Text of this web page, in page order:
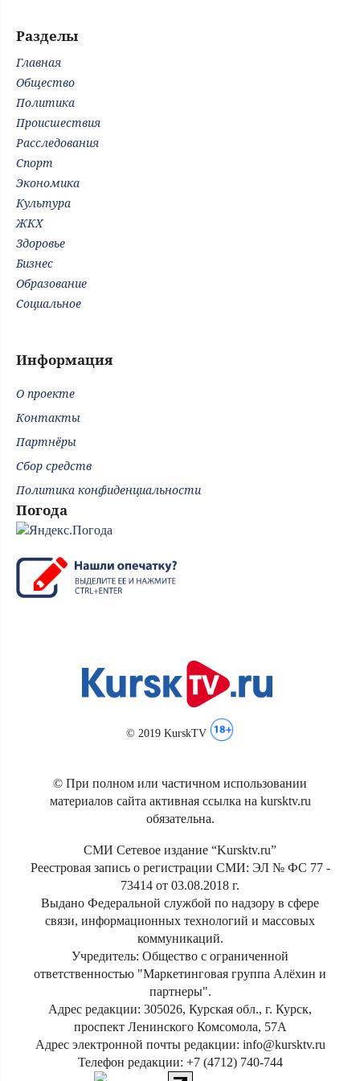
Разделы
Главная
Общество
Политика
Происшествия
Расследования
Спорт
Экономика
Культура
ЖКХ
Здоровье
Бизнес
Образование
Социальное
Информация
О проекте
Контакты
Партнёры
Сбор средств
Политика конфиденциальности
Погода
© 2019 KurskTV
© При полном или частичном использовании
материалов сайта активная ссылка на kursktv.ru
обязательна.
СМИ Сетевое издание “Kursktv.ru”
Реестровая запись о регистрации СМИ: ЭЛ № ФС 77 -
73414 от 03.08.2018 г.
Выдано Федеральной службой по надзору в сфере
связи, информационных технологий и массовых
коммуникаций.
Учредитель: Общество с ограниченной
ответственностью "Маркетинговая группа Алёхин и
партнеры".
Адрес редакции: 305026, Курская обл., г. Курск,
проспект Ленинского Комсомола, 57А
Адрес электронной почты редакции: info@kursktv.ru
Телефон редакции: +7 (4712) 740-744